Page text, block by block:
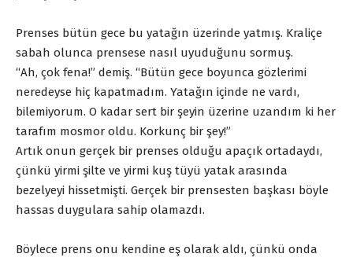
Prenses bütün gece bu yatağın üzerinde yatmış. Kraliçe
sabah olunca prensese nasıl uyuduğunu sormuş.
“Ah, çok fena!” demiş. “Bütün gece boyunca gözlerimi
neredeyse hiç kapatmadım. Yatağın içinde ne vardı,
bilemiyorum. O kadar sert bir şeyin üzerine uzandım ki her
tarafım mosmor oldu. Korkunç bir şey!”
Artık onun gerçek bir prenses olduğu apaçık ortadaydı,
çünkü yirmi şilte ve yirmi kuş tüyü yatak arasında
bezelyeyi hissetmişti. Gerçek bir prensesten başkası böyle
hassas duygulara sahip olamazdı.
Böylece prens onu kendine eş olarak aldı, çünkü onda